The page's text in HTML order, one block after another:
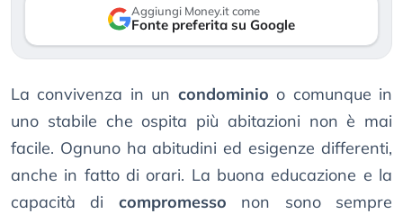
Aggiungi Money.it come
Fonte preferita su Google
La convivenza in un condominio o comunque in
uno stabile che ospita più abitazioni non è mai
facile. Ognuno ha abitudini ed esigenze differenti,
anche in fatto di orari. La buona educazione e la
capacità di compromesso non sono sempre